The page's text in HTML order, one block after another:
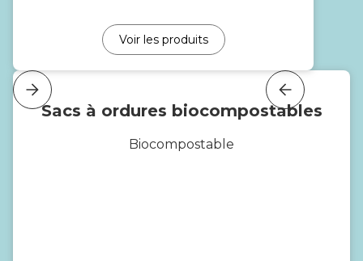
Voir les produits
Sacs à ordures biocompostables
Biocompostable